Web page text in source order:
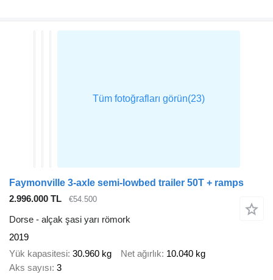
Faymonville 3-axle semi-lowbed trailer 50T + ramps
2.996.000 TL
€54.500
Dorse - alçak şasi yarı römork
2019
Yük kapasitesi 30.960 kg Net ağırlık 10.040 kg
Aks sayısı 3